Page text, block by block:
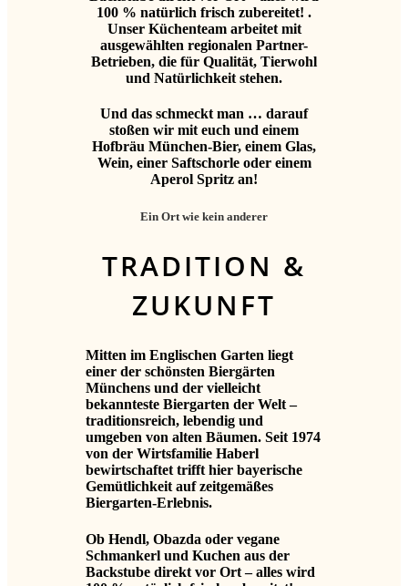
100 % natürlich frisch zubereitet! .
Unser Küchenteam arbeitet mit
ausgewählten regionalen Partner-
Betrieben, die für Qualität, Tierwohl
und Natürlichkeit stehen.
Und das schmeckt man … darauf
stoßen wir mit euch und einem
Hofbräu München-Bier, einem Glas,
Wein, einer Saftschorle oder einem
Aperol Spritz an!
Ein Ort wie kein anderer
TRADITION &
ZUKUNFT
Mitten im Englischen Garten liegt
einer der schönsten Biergärten
Münchens und der vielleicht
bekannteste Biergarten der Welt –
traditionsreich, lebendig und
umgeben von alten Bäumen. Seit 1974
von der Wirtsfamilie Haberl
bewirtschaftet trifft hier bayerische
Gemütlichkeit auf zeitgemäßes
Biergarten-Erlebnis.
Ob Hendl, Obazda oder vegane
Schmankerl und Kuchen aus der
Backstube direkt vor Ort – alles wird